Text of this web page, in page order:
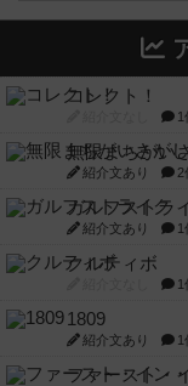
コレクト！
1
無限まちがい
紹介文あり 2
ガルフストラ
紹介文あり 1
クルティボ
1
1809
紹介文あり 1
ファースト・